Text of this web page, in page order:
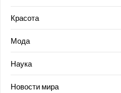
Красота
Мода
Наука
Новости мира